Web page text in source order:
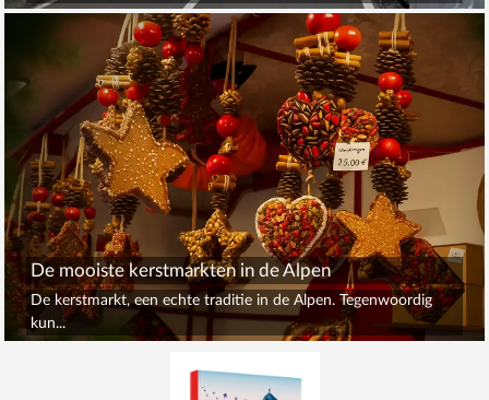
De mooiste kerstmarkten in de Alpen
De kerstmarkt, een echte traditie in de Alpen. Tegenwoordig
kun...